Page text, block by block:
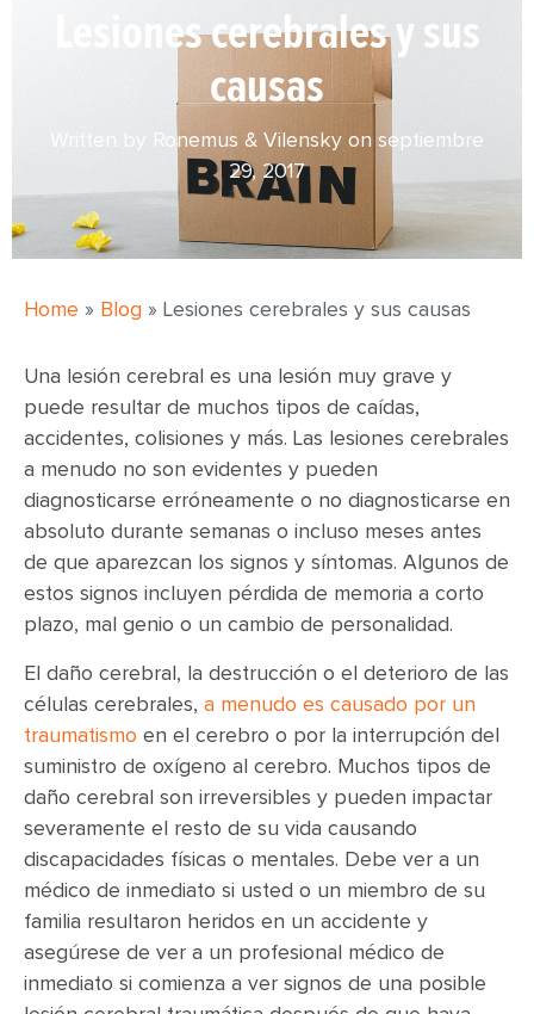
Lesiones cerebrales y sus
causas
Written by Ronemus & Vilensky on septiembre
29, 2017
Home » Blog » Lesiones cerebrales y sus causas
Una lesión cerebral es una lesión muy grave y
puede resultar de muchos tipos de caídas,
accidentes, colisiones y más. Las lesiones cerebrales
a menudo no son evidentes y pueden
diagnosticarse erróneamente o no diagnosticarse en
absoluto durante semanas o incluso meses antes
de que aparezcan los signos y síntomas. Algunos de
estos signos incluyen pérdida de memoria a corto
plazo, mal genio o un cambio de personalidad.
El daño cerebral, la destrucción o el deterioro de las
células cerebrales, a menudo es causado por un
traumatismo en el cerebro o por la interrupción del
suministro de oxígeno al cerebro. Muchos tipos de
daño cerebral son irreversibles y pueden impactar
severamente el resto de su vida causando
discapacidades físicas o mentales. Debe ver a un
médico de inmediato si usted o un miembro de su
familia resultaron heridos en un accidente y
asegúrese de ver a un profesional médico de
inmediato si comienza a ver signos de una posible